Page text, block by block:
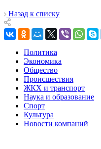
Назад к списку
Политика
Экономика
Общество
Происшествия
ЖКХ и транспорт
Наука и образование
Спорт
Культура
Новости компаний